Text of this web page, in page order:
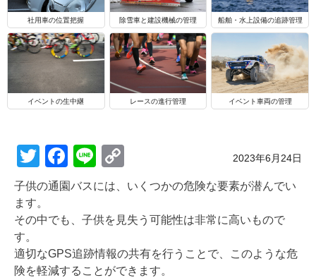
社用車の位置把握 除雪車と建設機械の管理 船舶・水上設備の追跡管理
イベントの生中継 レースの進行管理 イベント車両の管理
2023年6月24日
T
wi
tt
er
F
a
e
b
o
Li
n
o
y
Li
n
子供の通園バスには、いくつかの危険な要素が潜んでい
ます。
その中でも、子供を見失う可能性は非常に高いもので
す。
適切なGPS追跡情報の共有を行うことで、このような危
険を軽減することができます。